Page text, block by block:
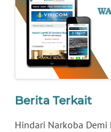
Berita Terkait
Hindari Narkoba Demi
WN
KALTARA
WN
KALSEL
KALTIM